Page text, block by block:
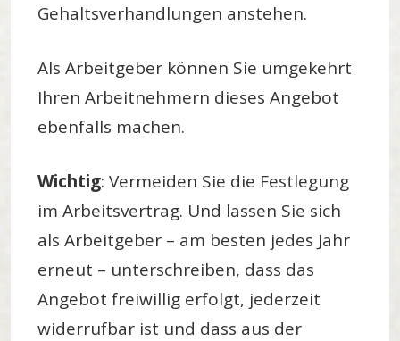
Gehaltsverhandlungen anstehen.
Als Arbeitgeber können Sie umgekehrt
Ihren Arbeitnehmern dieses Angebot
ebenfalls machen.
Wichtig: Vermeiden Sie die Festlegung
im Arbeitsvertrag. Und lassen Sie sich
als Arbeitgeber – am besten jedes Jahr
erneut – unterschreiben, dass das
Angebot freiwillig erfolgt, jederzeit
widerrufbar ist und dass aus der